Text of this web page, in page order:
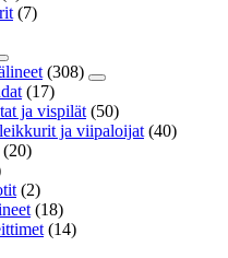
(7)
(308)
(17)
ja vispilät (50)
ja viipaloijat (40)
(20)
(2)
(18)
(14)